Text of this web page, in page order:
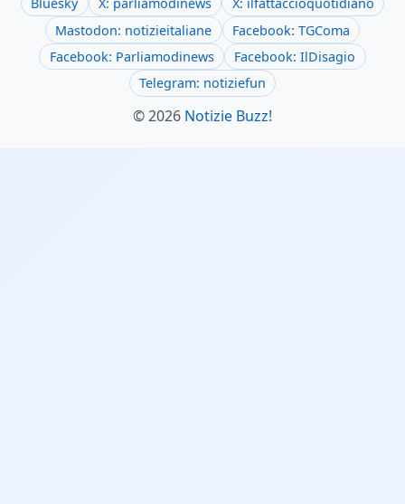
Mastodon: notizieitaliane
Facebook: TGComa
Facebook: Parliamodinews
Facebook: IlDisagio
Telegram: notiziefun
© 2026 Notizie Buzz!